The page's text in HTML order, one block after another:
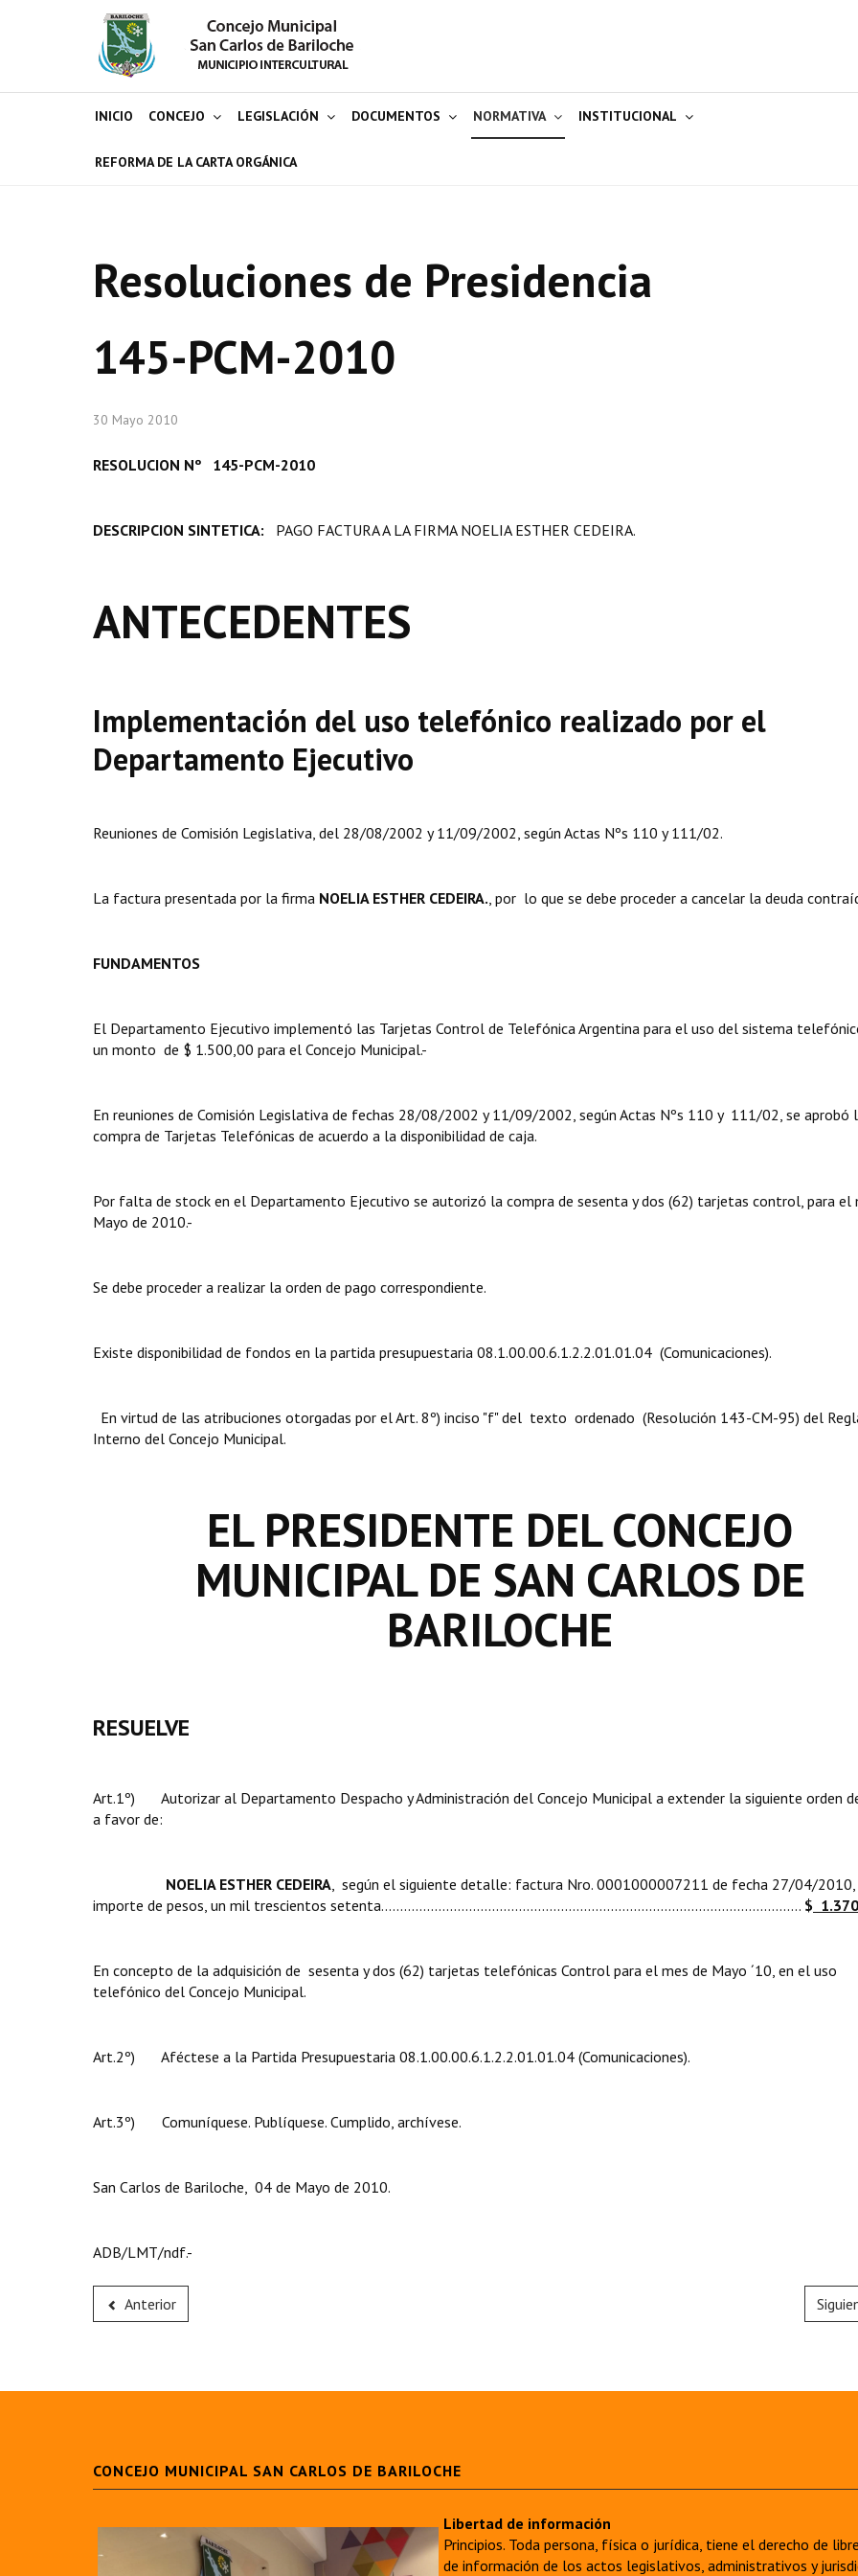
INICIO CONCEJO LEGISLACIÓN DOCUMENTOS NORMATIVA INSTITUCIONAL
REFORMA DE LA CARTA ORGÁNICA
Resoluciones de Presidencia
145-PCM-2010
30 Mayo 2010
RESOLUCION Nº 145-PCM-2010
DESCRIPCION SINTETICA: PAGO FACTURA A LA FIRMA NOELIA ESTHER CEDEIRA.
ANTECEDENTES
Implementación del uso telefónico realizado por el
Departamento Ejecutivo
Reuniones de Comisión Legislativa, del 28/08/2002 y 11/09/2002, según Actas Nºs 110 y 111/02.
La factura presentada por la firma NOELIA ESTHER CEDEIRA., por lo que se debe proceder a cancelar la deuda
FUNDAMENTOS
El Departamento Ejecutivo implementó las Tarjetas Control de Telefónica Argentina para el uso del sistema
un monto de $ 1.500,00 para el Concejo Municipal.-
En reuniones de Comisión Legislativa de fechas 28/08/2002 y 11/09/2002, según Actas Nºs 110 y 111/02, se aprobó
compra de Tarjetas Telefónicas de acuerdo a la disponibilidad de caja.
Por falta de stock en el Departamento Ejecutivo se autorizó la compra de sesenta y dos (62) tarjetas control, para el
Mayo de 2010.-
Se debe proceder a realizar la orden de pago correspondiente.
Existe disponibilidad de fondos en la partida presupuestaria 08.1.00.00.6.1.2.2.01.01.04 (Comunicaciones).
En virtud de las atribuciones otorgadas por el Art. 8º) inciso "f" del texto ordenado (Resolución 143-CM-95) del
Interno del Concejo Municipal.
EL PRESIDENTE DEL CONCEJO
MUNICIPAL DE SAN CARLOS DE
BARILOCHE
RESUELVE
Art.1º) Autorizar al Departamento Despacho y Administración del Concejo Municipal a extender la siguiente orden
a favor de:
NOELIA ESTHER CEDEIRA, según el siguiente detalle: factura Nro. 0001000007211 de fecha 27/04/2010,
importe de pesos, un mil trescientos setenta.............................................................................................................. $
En concepto de la adquisición de sesenta y dos (62) tarjetas telefónicas Control para el mes de Mayo ´10, en el uso
telefónico del Concejo Municipal.
Art.2º) Aféctese a la Partida Presupuestaria 08.1.00.00.6.1.2.2.01.01.04 (Comunicaciones).
Art.3º) Comuníquese. Publíquese. Cumplido, archívese.
San Carlos de Bariloche, 04 de Mayo de 2010.
ADB/LMT/ndf.-
Anterior
CONCEJO MUNICIPAL SAN CARLOS DE BARILOCHE
Libertad de información
Principios. Toda persona, física o jurídica, tiene el derecho de
de información de los actos legislativos, administrativos y